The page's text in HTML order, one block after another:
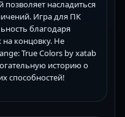
позволяет насладиться
Игра для ПК
благодаря
концовку. Не
True Colors by xatab
историю о
способностей!